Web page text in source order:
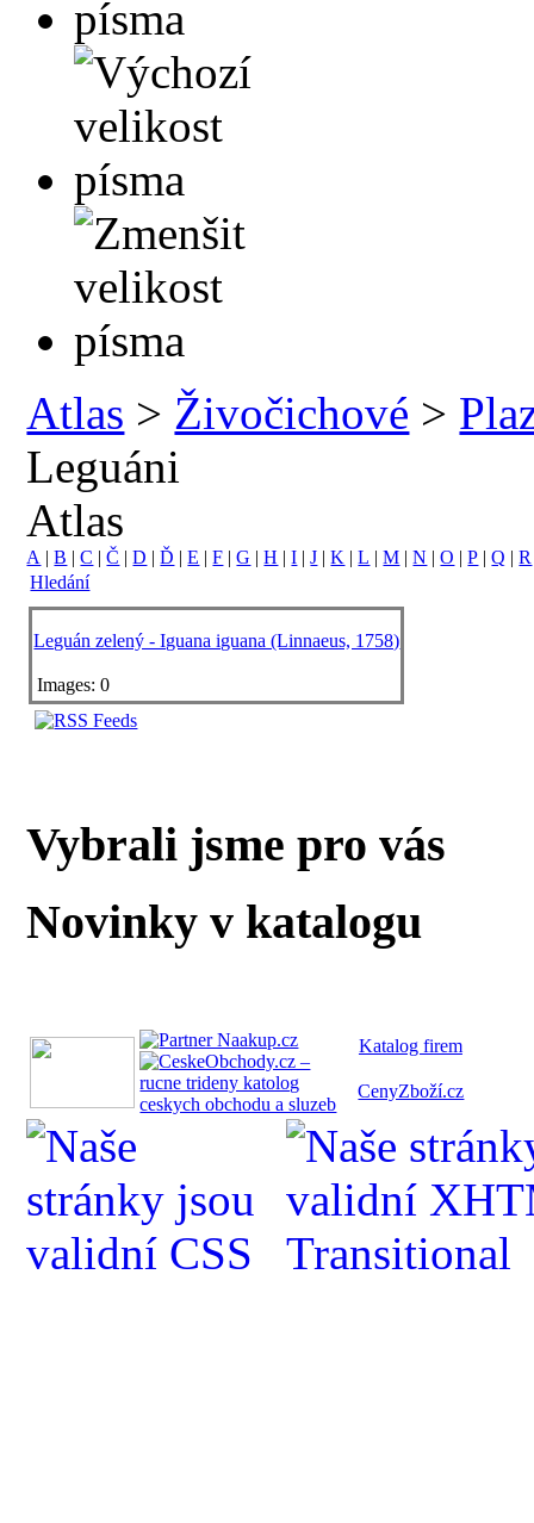
Atlas > Živočichové >
Leguáni
Atlas
A |B |C |Č |D |Ď |E |F |G |H |I |J |K |L |M |N |O |P |Q |R
Hledání
Leguán zelený - Iguana iguana (Linnaeus, 1758)
Images: 0
Vybrali jsme pro vás
Novinky v katalogu
Katalog firem
CenyZboží.cz